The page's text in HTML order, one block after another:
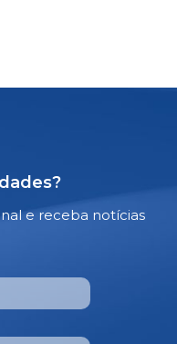
e receba notícias